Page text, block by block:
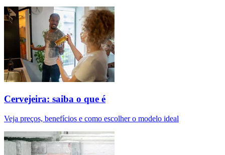
Cervejeira: saiba o que é
Veja preços, benefícios e como escolher o modelo ideal